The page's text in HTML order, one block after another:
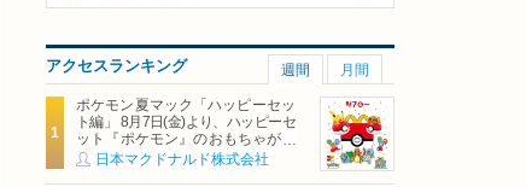
アクセスランキング 週間 月間
ポケモン夏マック「ハッピーセッ
ト編」 8月7日(金)より、ハッピーセ
ット『ポケモン』のおもちゃが期
間限定登場
日本マクドナルド株式会社